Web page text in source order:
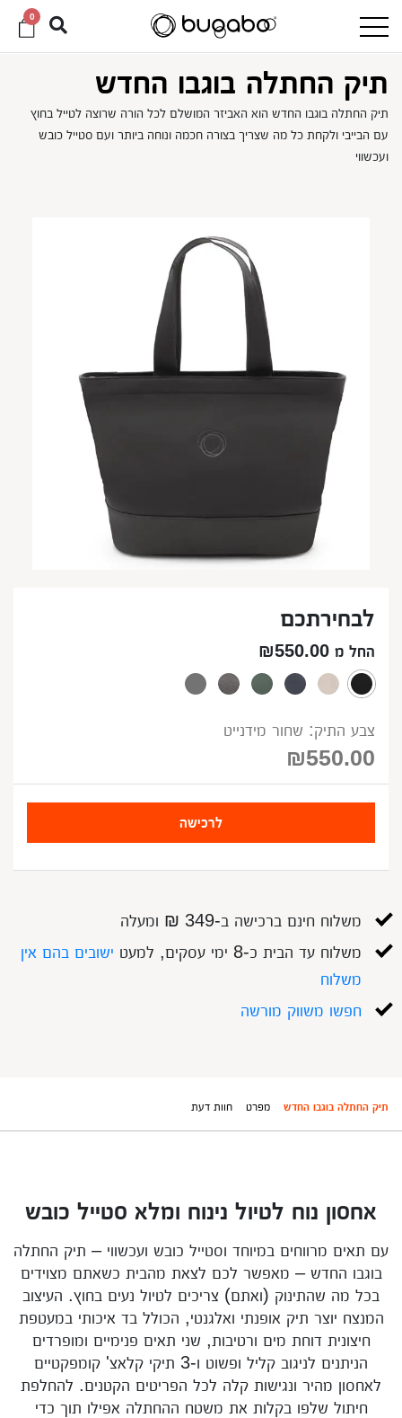
0
תיק החתלה בוגבו החדש
תיק החתלה בוגבו החדש הוא האביזר המושלם לכל הורה שרוצה לטייל בחוץ
עם הבייבי ולקחת כל מה שצריך בצורה חכמה ונוחה ביותר ועם סטייל כובש
ועכשווי
לבחירתכם
החל מ ₪550.00
צבע התיק: שחור מידנייט
₪550.00
לרכישה
משלוח חינם ברכישה ב-349 ₪ ומעלה
משלוח עד הבית כ-8 ימי עסקים, למעט
ישובים בהם אין
משלוח
חפשו משווק מורשה
תיק החתלה בוגבו החדש מפרט חוות דעת
אחסון נוח לטיול נינוח ומלא סטייל כובש
עם תאים מרווחים במיוחד וסטייל כובש ועכשווי – תיק החתלה
בוגבו החדש – מאפשר לכם לצאת מהבית כשאתם מצוידים
בכל מה שהתינוק (ואתם) צריכים לטיול נעים בחוץ. העיצוב
המנצח יוצר תיק אופנתי ואלגנטי, הכולל בד איכותי במעטפת
חיצונית דוחת מים ורטיבות, שני תאים פנימיים ומופרדים
הניתנים לניגוב קליל ופשוט ו-3 תיקי קלאצ' קומפקטיים
לאחסון מהיר ונגישות קלה לכל הפריטים הקטנים. להחלפת
חיתול שלפו בקלות את משטח ההחתלה אפילו תוך כדי